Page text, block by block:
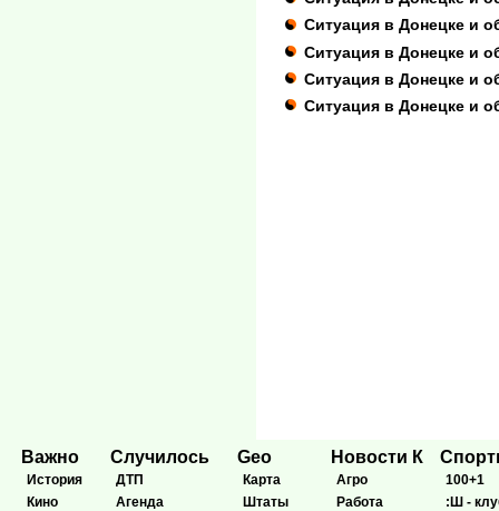
Ситуация в Донецке и
Ситуация в Донецке и
Ситуация в Донецке и
Ситуация в Донецке и
Важно
История
Кино
Случилось
ДТП
Агенда
Geo
Карта
Штаты
Новости К
Агро
Работа
100+1
:Ш -